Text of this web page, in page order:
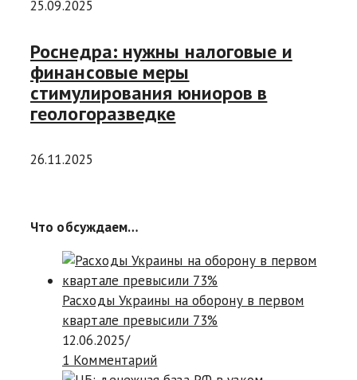
25.09.2025
Роснедра: нужны налоговые и
финансовые меры
стимулирования юниоров в
геологоразведке
26.11.2025
Что обсуждаем…
Расходы Украины на оборону в первом
квартале превысили 73%
12.06.2025/
1 Комментарий